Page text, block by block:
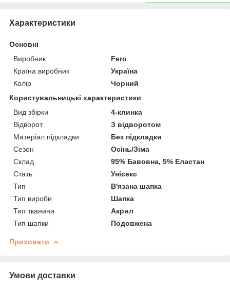
Характеристики
Основні
Виробник
Fero
Країна виробник
Україна
Колір
Чорний
Користувальницькі характеристики
Вид збірки
4-клинка
Відворот
З відворотом
Матеріал підкладки
Без підкладки
Сезон
Осінь/Зіма
Склад
95% Бавовна, 5% Еластан
Стать
Унісекс
Тип
В'язана шапка
Тип вироби
Шапка
Тип тканини
Акрил
Тип шапки
Подовжена
Приховати
Умови доставки